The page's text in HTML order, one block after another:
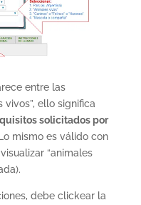
entre las
ello significa
solicitados por
mismo es válido con
“animales
debe clickear la